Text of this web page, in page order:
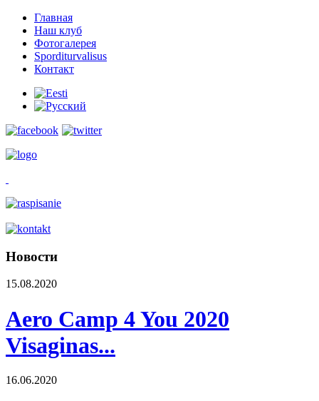
Главная
Наш клуб
Фотогалерея
Sporditurvalisus
Контакт
Новости
15.08.2020
Aero Camp 4 You 2020
Visaginas...
16.06.2020